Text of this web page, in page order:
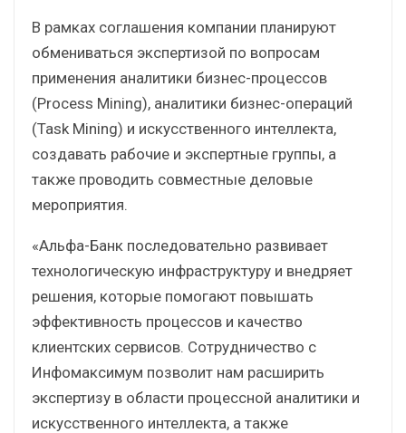
В рамках соглашения компании планируют
обмениваться экспертизой по вопросам
применения аналитики бизнес-процессов
(Process Mining), аналитики бизнес-операций
(Task Mining) и искусственного интеллекта,
создавать рабочие и экспертные группы, а
также проводить совместные деловые
мероприятия.
«Альфа-Банк последовательно развивает
технологическую инфраструктуру и внедряет
решения, которые помогают повышать
эффективность процессов и качество
клиентских сервисов. Сотрудничество с
Инфомаксимум позволит нам расширить
экспертизу в области процессной аналитики и
искусственного интеллекта, а также